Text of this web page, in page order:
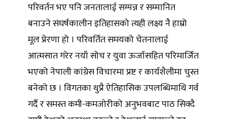
परिवर्तन भए पनि जनतालाई सम्पन्न र सम्मानित
बनाउने संघर्षकालीन इतिहासको त्यही लक्ष्य नै हाम्रो
मूल प्रेरणा हो । परिवर्तित समयको चेतनालाई
आत्मसात गरेर नयाँ सोच र युवा ऊर्जासहित परिमार्जित
भएको नेपाली कांग्रेस विचारमा प्रष्ट र कार्यशैलीमा चुस्त
बनेको छ । विगतका थुप्रै ऐतिहासिक उपलब्धिमाथि गर्व
गर्दै र समस्त कमी-कमजोरीको अनुभवबाट पाठ सिक्दै